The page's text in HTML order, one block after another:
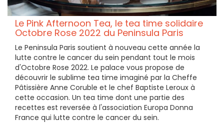
Le Pink Afternoon Tea, le tea time solidaire
Octobre Rose 2022 du Peninsula Paris
Le Peninsula Paris soutient à nouveau cette année la
lutte contre le cancer du sein pendant tout le mois
d'Octobre Rose 2022. Le palace vous propose de
découvrir le sublime tea time imaginé par la Cheffe
Pâtissière Anne Coruble et le chef Baptiste Leroux à
cette occasion. Un tea time dont une partie des
recettes est reversée à l'association Europa Donna
France qui lutte contre le cancer du sein.